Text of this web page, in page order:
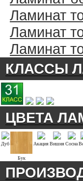
Ламинат
Ламинат
Ламинат
КЛАССЫ
ЦВЕТА
Дуб
Бук
АкацияВишняСосна